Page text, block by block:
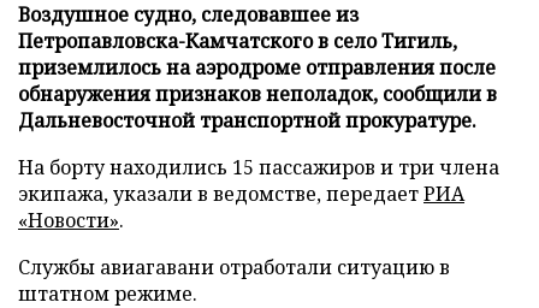
Воздушное судно, следовавшее из
Петропавловска-Камчатского в село Тигиль,
приземлилось на аэродроме отправления после
обнаружения признаков неполадок, сообщили в
Дальневосточной транспортной прокуратуре.
На борту находились 15 пассажиров и три члена
экипажа, указали в ведомстве, передаетРИА
«Новости».
Службы авиагавани отработали ситуацию в
штатном режиме.